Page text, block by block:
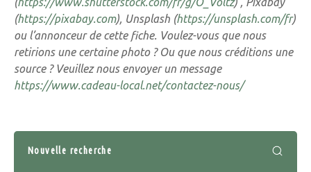
(https://pixabay.com), Unsplash (https://unsplash.com/fr)
ou l’annonceur de cette fiche. Voulez-vous que nous
retirions une certaine photo ? Ou que nous créditions une
source ? Veuillez nous envoyer un message
https://www.cadeau-local.net/contactez-nous/
Nouvelle recherche